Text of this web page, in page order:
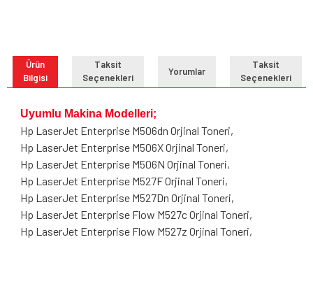
Ürün
Bilgisi
Taksit
Seçenekleri
Yorumlar
Taksit
Seçenekleri
Uyumlu Makina Modelleri;
Hp LaserJet Enterprise M506dn Orjinal Toneri,
Hp LaserJet Enterprise M506X Orjinal Toneri,
Hp LaserJet Enterprise M506N Orjinal Toneri,
Hp LaserJet Enterprise M527F Orjinal Toneri,
Hp LaserJet Enterprise M527Dn Orjinal Toneri,
Hp LaserJet Enterprise Flow M527c Orjinal Toneri,
Hp LaserJet Enterprise Flow M527z Orjinal Toneri,